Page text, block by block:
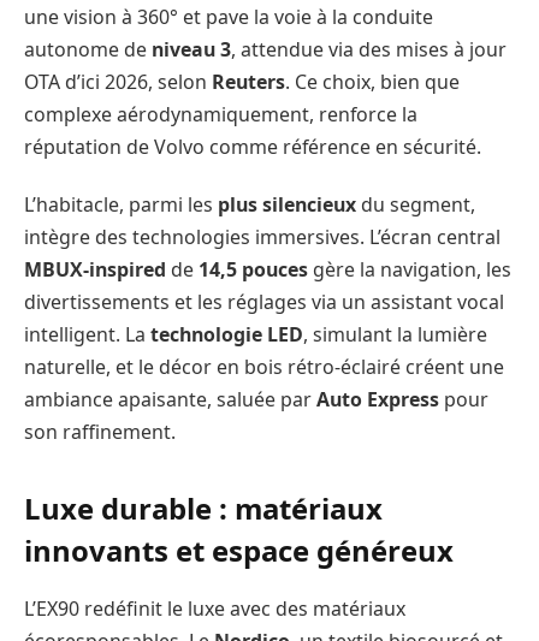
une vision à 360° et pave la voie à la conduite
autonome de niveau 3, attendue via des mises à jour
OTA d’ici 2026, selon Reuters. Ce choix, bien que
complexe aérodynamiquement, renforce la
réputation de Volvo comme référence en sécurité.
L’habitacle, parmi les plus silencieux du segment,
intègre des technologies immersives. L’écran central
MBUX-inspired de 14,5 pouces gère la navigation, les
divertissements et les réglages via un assistant vocal
intelligent. La technologie LED, simulant la lumière
naturelle, et le décor en bois rétro-éclairé créent une
ambiance apaisante, saluée parAuto Express pour
son raffinement.
Luxe durable : matériaux
innovants et espace généreux
L’EX90 redéfinit le luxe avec des matériaux